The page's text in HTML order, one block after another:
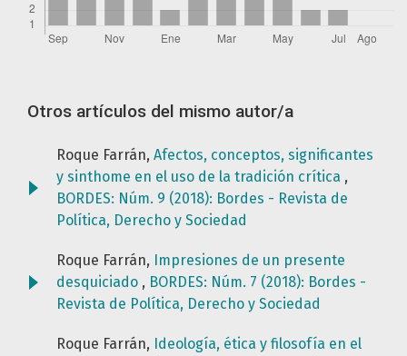
Otros artículos del mismo autor/a
Roque Farrán, Afectos, conceptos, significantes
y sinthome en el uso de la tradición crítica ,
BORDES: Núm. 9 (2018): Bordes - Revista de
Política, Derecho y Sociedad
Roque Farrán,
Impresiones de un presente
desquiciado , BORDES: Núm. 7 (2018): Bordes -
Revista de Política, Derecho y Sociedad
Roque Farrán, Ideología, ética y filosofía en el